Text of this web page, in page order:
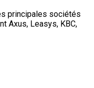
principales sociétés
Axus, Leasys, KBC,